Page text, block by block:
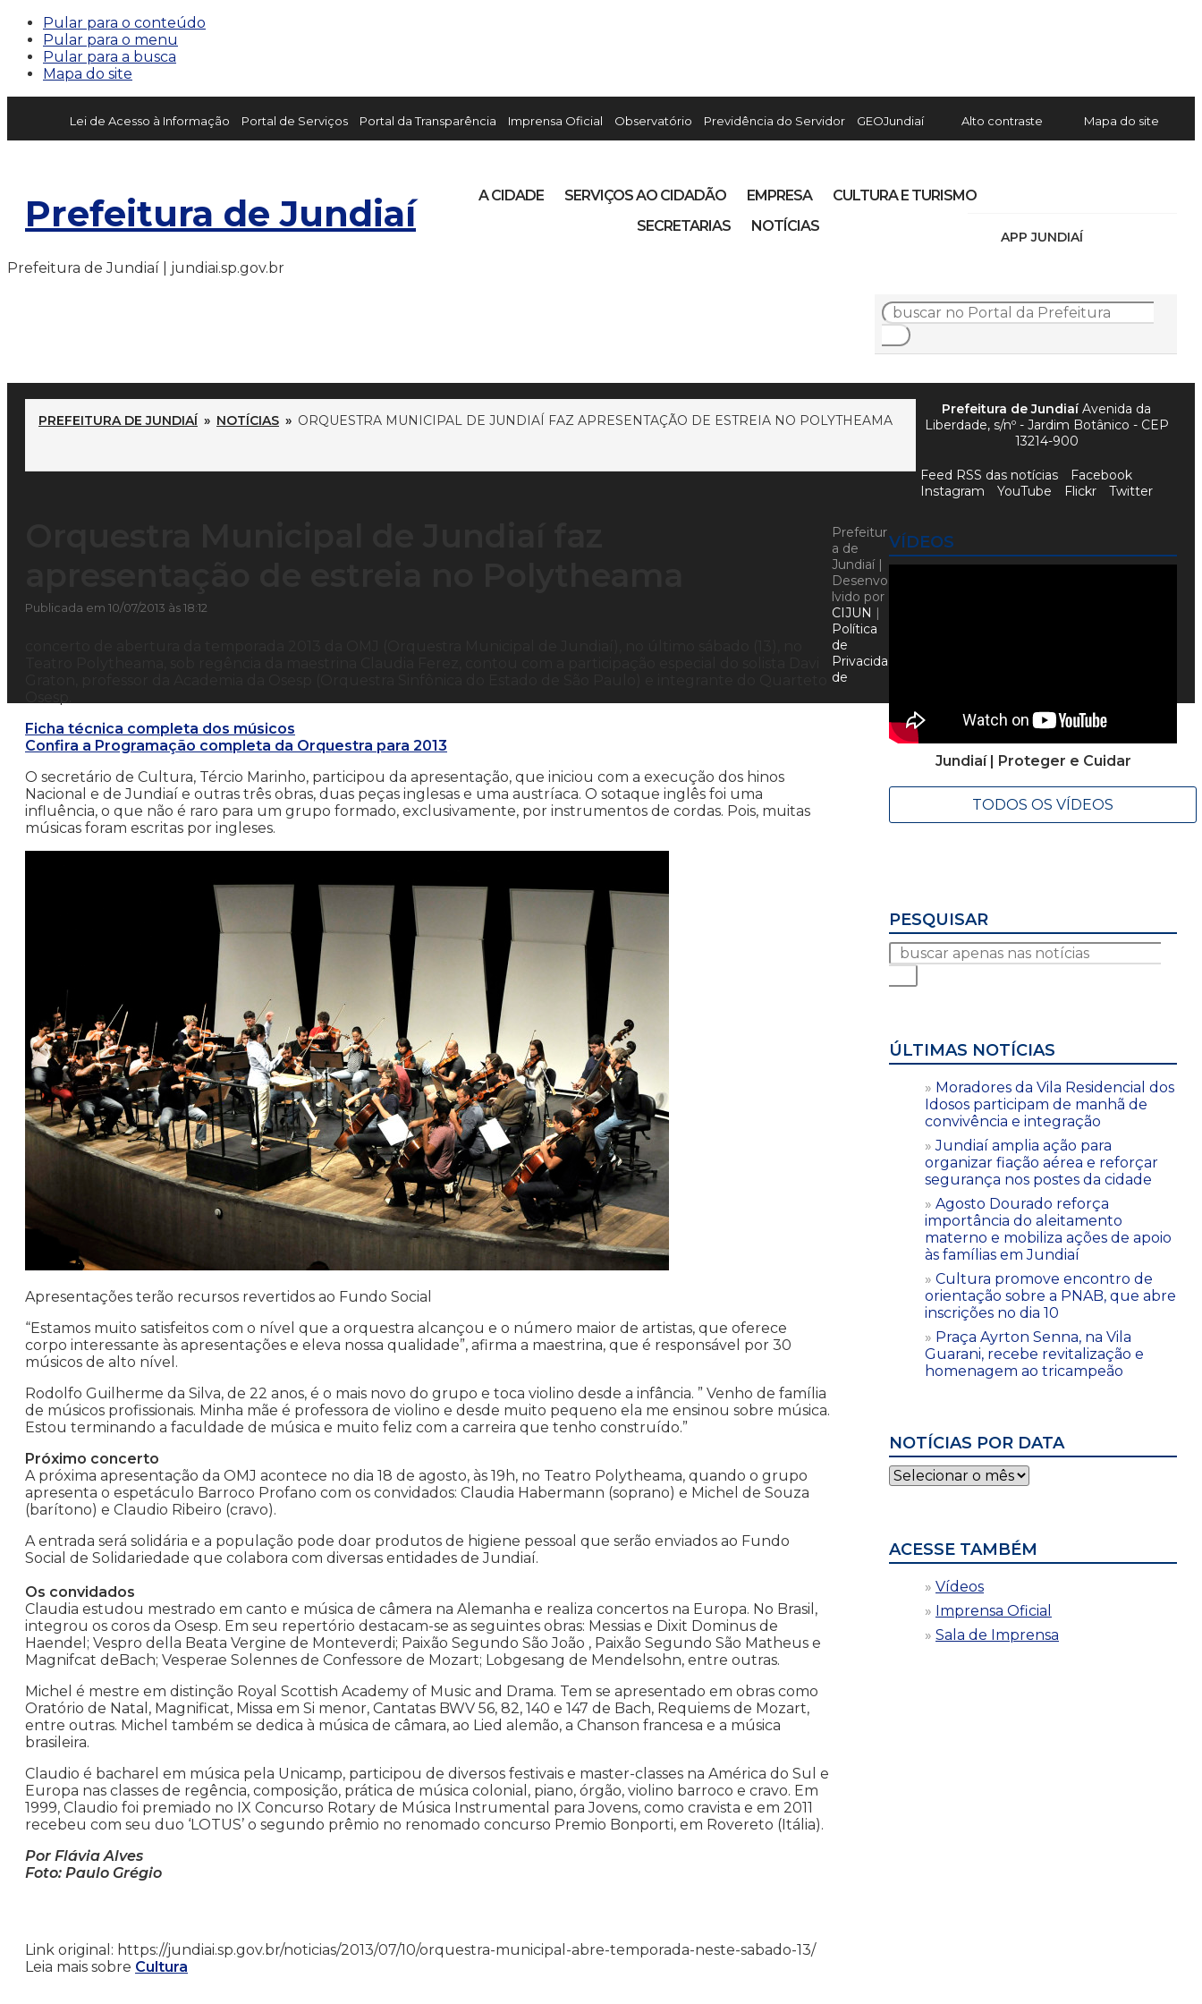
Pular para o conteúdo
Pular para o menu
Pular para a busca
Mapa do site
Lei de Acesso à Informação Portal de Serviços Portal da Transparência Imprensa Oficial Observatório Previdência do Servidor GEOJundiaí Alto contraste Mapa do site
Prefeitura de Jundiaí
APP JUNDIAÍ
A CIDADE SERVIÇOS AO CIDADÃO EMPRESA
CULTURA E TURISMO
SECRETARIAS
NOTÍCIAS
Prefeitura de Jundiaí | jundiai.sp.gov.br
PREFEITURA DE JUNDIAÍ » NOTÍCIAS » ORQUESTRA MUNICIPAL DE JUNDIAÍ FAZ APRESENTAÇÃO DE ESTREIA NO POLYTHEAMA
Publicada em 10/07/2013 às 18:12
Ficha técnica completa dos músicos
Confira a Programação completa da Orquestra para 2013
O secretário de Cultura, Tércio Marinho, participou da apresentação, que iniciou com a execução dos hinos
Nacional e de Jundiaí e outras três obras, duas peças inglesas e uma austríaca. O sotaque inglês foi uma
influência, o que não é raro para um grupo formado, exclusivamente, por instrumentos de cordas. Pois, muitas
músicas foram escritas por ingleses.
Apresentações terão recursos revertidos ao Fundo Social
“Estamos muito satisfeitos com o nível que a orquestra alcançou e o número maior de artistas, que oferece
corpo interessante às apresentações e eleva nossa qualidade”, afirma a maestrina, que é responsável por 30
músicos de alto nível.
Rodolfo Guilherme da Silva, de 22 anos, é o mais novo do grupo e toca violino desde a infância. ” Venho de família
de músicos profissionais. Minha mãe é professora de violino e desde muito pequeno ela me ensinou sobre música.
Estou terminando a faculdade de música e muito feliz com a carreira que tenho construído.”
Próximo concerto
A próxima apresentação da OMJ acontece no dia 18 de agosto, às 19h, no Teatro Polytheama, quando o grupo
apresenta o espetáculo Barroco Profano com os convidados: Claudia Habermann (soprano) e Michel de Souza
(barítono) e Claudio Ribeiro (cravo).
A entrada será solidária e a população pode doar produtos de higiene pessoal que serão enviados ao Fundo
Social de Solidariedade que colabora com diversas entidades de Jundiaí.
Os convidados
Claudia estudou mestrado em canto e música de câmera na Alemanha e realiza concertos na Europa. No Brasil,
integrou os coros da Osesp. Em seu repertório destacam-se as seguintes obras: Messias e Dixit Dominus de
Haendel; Vespro della Beata Vergine de Monteverdi; Paixão Segundo São João , Paixão Segundo São Matheus e
Magnifcat deBach; Vesperae Solennes de Confessore de Mozart; Lobgesang de Mendelsohn, entre outras.
Michel é mestre em distinção Royal Scottish Academy of Music and Drama. Tem se apresentado em obras como
Oratório de Natal, Magnificat, Missa em Si menor, Cantatas BWV 56, 82, 140 e 147 de Bach, Requiems de Mozart,
entre outras. Michel também se dedica à música de câmara, ao Lied alemão, a Chanson francesa e a música
brasileira.
Claudio é bacharel em música pela Unicamp, participou de diversos festivais e master-classes na América do Sul e
Europa nas classes de regência, composição, prática de música colonial, piano, órgão, violino barroco e cravo. Em
1999, Claudio foi premiado no IX Concurso Rotary de Música Instrumental para Jovens, como cravista e em 2011
recebeu com seu duo ‘LOTUS’ o segundo prêmio no renomado concurso Premio Bonporti, em Rovereto (Itália).
Por Flávia Alves
Foto: Paulo Grégio
Link original: https://jundiai.sp.gov.br/noticias/2013/07/10/orquestra-municipal-abre-temporada-neste-sabado-13/
Leia mais sobre Cultura
VÍDEOS
Jundiaí | Proteger e Cuidar
TODOS OS VÍDEOS
PESQUISAR
ÚLTIMAS NOTÍCIAS
Moradores da Vila Residencial dos
Idosos participam de manhã de
convivência e integração
Jundiaí amplia ação para
organizar fiação aérea e reforçar
segurança nos postes da cidade
Agosto Dourado reforça
importância do aleitamento
materno e mobiliza ações de apoio
às famílias em Jundiaí
Cultura promove encontro de
orientação sobre a PNAB, que abre
inscrições no dia 10
Praça Ayrton Senna, na Vila
Guarani, recebe revitalização e
homenagem ao tricampeão
NOTÍCIAS POR DATA
Notícias
por
ACESSE TAMBÉM
Vídeos
Imprensa Oficial
Sala de Imprensa
Prefeitura de JundiaíAvenida da
Liberdade, s/nº - Jardim Botânico - CEP
13214-900
Feed RSS das notícias
Facebook
Instagram
YouTube Flickr Twitter
Prefeitur
a de
Jundiaí |
Desenvo
lvido por
CIJUN |
Política
de
Privacida
de